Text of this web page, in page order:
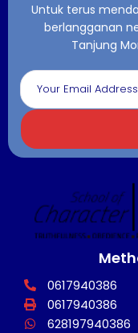
Untuk terus
berlangganan
Tanjung
0617940386
0617940386
628197940386